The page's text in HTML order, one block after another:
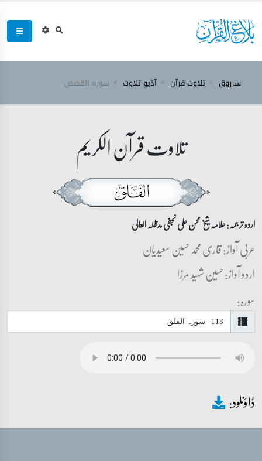
سرروق تلاوت قرآن آڈیو تلاوت سورہ ‎القصص‎
تلاوت قرآن الکریم
اردو ترجمہ: علامہ شیخ محسن علی نجفی مدظلہ العالی
عربی آواز: قاری محمد حسین سعیدیان
اردو آواز: حسین شہید مرزا
سورہ:
ڈاؤنلود: